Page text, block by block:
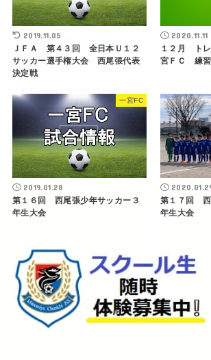
2019.11.05
ＪＦＡ 第４３回 全日本Ｕ１２
サッカー選手権大会 西尾張代表
決定戦
2020.11.11
１２月 ト
宮ＦＣ 練
一宮FC
2019.01.28
第１６回 西尾張少年サッカー３
年生大会
第１７回 西
年生大会